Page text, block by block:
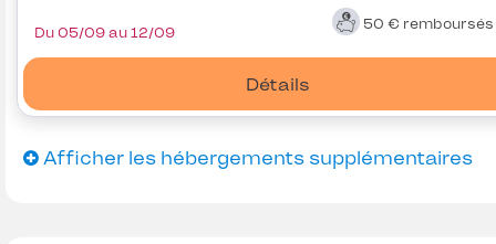
50 € remboursés
Détails
Du 05/09 au 12/09
Afficher les hébergements supplémentaires